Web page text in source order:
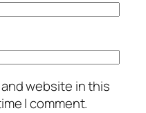
website in this
I comment.